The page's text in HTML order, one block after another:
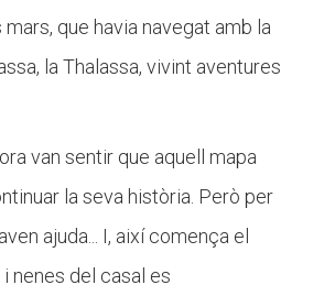
que havia navegat amb la
la Thalassa, vivint aventures
van sentir que aquell mapa
la seva història. Però per
ajuda... I, així comença el
nenes del casal es